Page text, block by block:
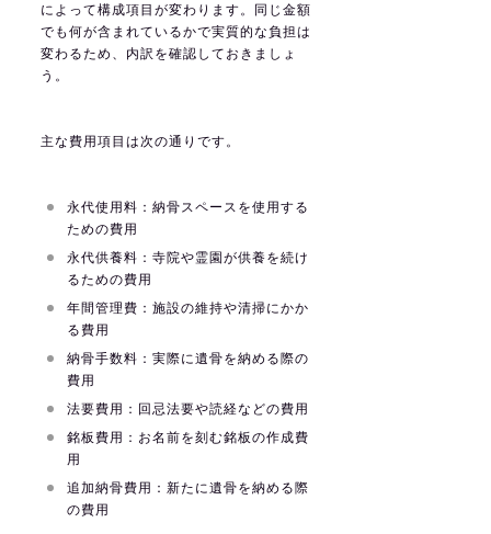
によって構成項目が変わります。同じ金額
でも何が含まれているかで実質的な負担は
変わるため、内訳を確認しておきましょ
う。
主な費用項目は次の通りです。
永代使用料：納骨スペースを使用する
ための費用
永代供養料：寺院や霊園が供養を続け
るための費用
年間管理費：施設の維持や清掃にかか
る費用
納骨手数料：実際に遺骨を納める際の
費用
法要費用：回忌法要や読経などの費用
銘板費用：お名前を刻む銘板の作成費
用
追加納骨費用：新たに遺骨を納める際
の費用